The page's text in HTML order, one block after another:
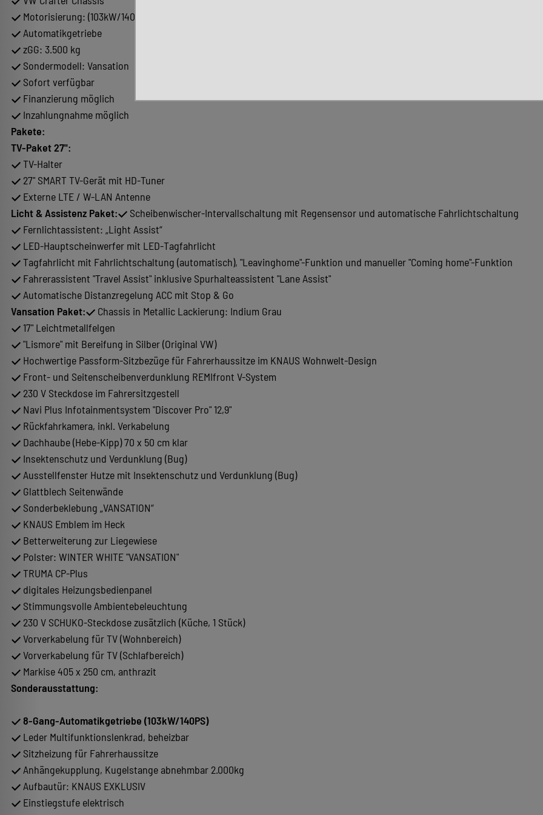
Motorisierung: (103kW/140PS)
Automatikgetriebe
zGG: 3.500 kg
Sondermodell: Vansation
Sofort verfügbar
Finanzierung möglich
Inzahlungnahme möglich
Pakete:
TV-Paket 27":
TV-Halter
27" SMART TV-Gerät mit HD-Tuner
Externe LTE / W-LAN Antenne
Licht & Assistenz Paket:
Scheibenwischer-Intervallschaltung mit Regensensor und automatische Fahrlichtschaltung
Fernlichtassistent: „Light Assist“
LED-Hauptscheinwerfer mit LED-Tagfahrlicht
Tagfahrlicht mit Fahrlichtschaltung (automatisch), "Leavinghome"-Funktion und manueller "Coming home"-Funktion
Fahrerassistent "Travel Assist" inklusive Spurhalteassistent "Lane Assist"
Automatische Distanzregelung ACC mit Stop & Go
Vansation Paket:
Chassis in Metallic Lackierung: Indium Grau
17" Leichtmetallfelgen
"Lismore" mit Bereifung in Silber (Original VW)
Hochwertige Passform-Sitzbezüge für Fahrerhaussitze im KNAUS Wohnwelt-Design
Front- und Seitenscheibenverdunklung REMIfront V-System
230 V Steckdose im Fahrersitzgestell
Navi Plus Infotainmentsystem "Discover Pro" 12,9"
Rückfahrkamera, inkl. Verkabelung
Dachhaube (Hebe-Kipp) 70 x 50 cm klar
Insektenschutz und Verdunklung (Bug)
Ausstellfenster Hutze mit Insektenschutz und Verdunklung (Bug)
Glattblech Seitenwände
Sonderbeklebung „VANSATION“
KNAUS Emblem im Heck
Betterweiterung zur Liegewiese
Polster: WINTER WHITE "VANSATION"
TRUMA CP-Plus
digitales Heizungsbedienpanel
Stimmungsvolle Ambientebeleuchtung
230 V SCHUKO-Steckdose zusätzlich (Küche, 1 Stück)
Vorverkabelung für TV (Wohnbereich)
Vorverkabelung für TV (Schlafbereich)
Markise 405 x 250 cm, anthrazit
Sonderausstattung:
8-Gang-Automatikgetriebe (103kW/140PS)
Leder Multifunktionslenkrad, beheizbar
Sitzheizung für Fahrerhaussitze
Anhängekupplung, Kugelstange abnehmbar 2.000kg
Aufbautür: KNAUS EXKLUSIV
Einstiegstufe elektrisch